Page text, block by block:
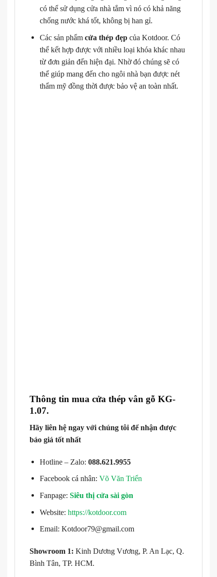
có thể sử dụng cửa nhà tắm vì nó có khả năng
chống nước khá tốt, không bị han gỉ.
Các sản phẩm cửa thép đẹp của Kotdoor. Có
thể kết hợp được với nhiều loại khóa khác nhau
từ đơn giản đến hiện đại. Nhờ đó chúng sẽ có
thể giúp mang đến cho ngôi nhà bạn được nét
thẩm mỹ đồng thời được bảo vệ an toàn nhất.
Thông tin mua cửa thép vân gỗ KG-
1.07.
Hãy liên hệ ngay với chúng tôi để nhận được
báo giá tốt nhất
Hotline – Zalo: 088.621.9955
Facebook cá nhân: Võ Văn Triển
Fanpage: Siêu thị cửa sài gòn
Website: https://kotdoor.com
Email: Kotdoor79@gmail.com
Showroom 1: Kinh Dương Vương, P. An Lạc, Q.
Bình Tân, TP. HCM.